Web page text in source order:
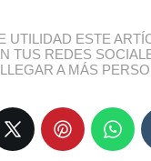
UTILIDAD ESTE
TUS REDES
A MÁS